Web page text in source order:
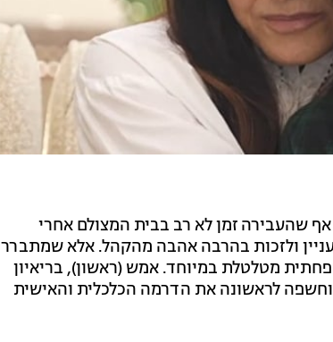
שהעבירה זמן לא רב בבית המצולם אחרי
ולזכות בהרבה אהבה מהקהל. אלא שמתברר
מטלטלת במיוחד. אמש (ראשון), בריאיון
לראשונה את הדרמה הכלכלית והאישית